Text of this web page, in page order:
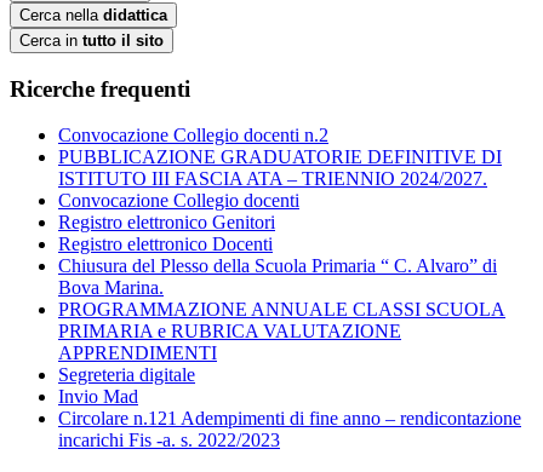
Cerca nella didattica
Cerca in tutto il sito
Ricerche frequenti
Convocazione Collegio docenti n.2
PUBBLICAZIONE GRADUATORIE DEFINITIVE DI
ISTITUTO III FASCIA ATA – TRIENNIO 2024/2027.
Convocazione Collegio docenti
Registro elettronico Genitori
Registro elettronico Docenti
Chiusura del Plesso della Scuola Primaria “ C. Alvaro” di
Bova Marina.
PROGRAMMAZIONE ANNUALE CLASSI SCUOLA
PRIMARIA e RUBRICA VALUTAZIONE
APPRENDIMENTI
Segreteria digitale
Invio Mad
Circolare n.121 Adempimenti di fine anno – rendicontazione
incarichi Fis -a. s. 2022/2023